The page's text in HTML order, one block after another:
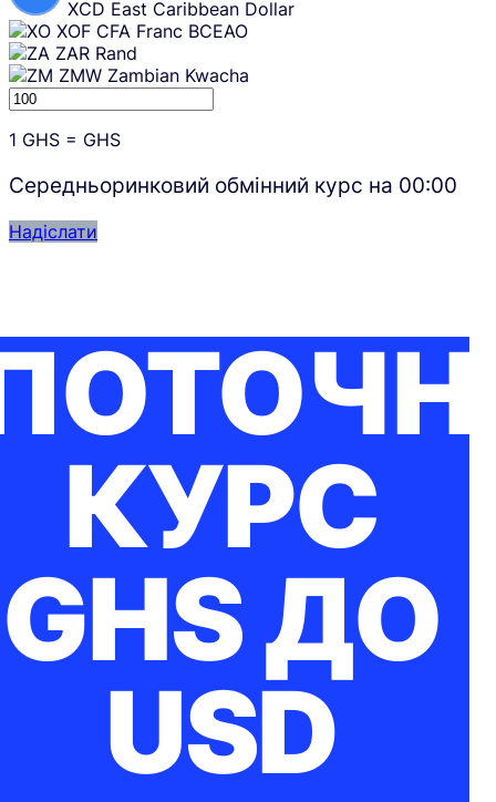
XCD East Caribbean Dollar
XOF CFA Franc BCEAO
ZAR Rand
ZMW Zambian Kwacha
1 GHS = GHS
Середньоринковий обмінний курс на 00:00
Надіслати
КУРС
GHS ДО
USD